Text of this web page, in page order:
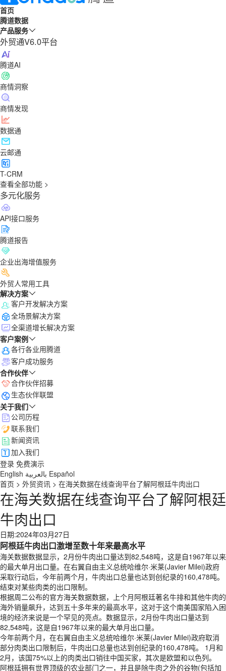
首页
腾道数据
产品服务
外贸通V6.0平台
腾道AI
商情洞察
商情发现
数据通
云邮通
T-CRM
查看全部功能 >
多元化服务
API接口服务
腾道报告
企业出海增值服务
外贸人常用工具
解决方案
客户开发解决方案
全场景解决方案
全渠道增长解决方案
客户案例
各行各业用腾道
客户成功服务
合作伙伴
合作伙伴招募
生态伙伴联盟
关于我们
公司历程
联系我们
新闻资讯
加入我们
登录 免费演示
English بالعربية Español
首页 > 外贸资讯 > 在海关数据在线查询平台了解阿根廷牛肉出口
在海关数据在线查询平台了解阿根廷
牛肉出口
日期:2024年03月27日
阿根廷牛肉出口激增至数十年来最高水平
海关数据数据显示，2月份牛肉出口量达到82,548吨，这是自1967年以来
的最大单月出口量。在右翼自由主义总统哈维尔·米莱(Javier Milei)政府
采取行动后，今年前两个月，牛肉出口总量也达到创纪录的160,478吨。
结束对某些肉类的出口限制。
根据周二公布的官方海关数据数据，上个月阿根廷著名牛排和其他牛肉的
海外销量飙升，达到五十多年来的最高水平，这对于这个南美国家陷入困
境的经济来说是一个罕见的亮点。数据显示，2月份牛肉出口量达到
82,548吨，这是自1967年以来的最大单月出口量。
今年前两个月，在右翼自由主义总统哈维尔·米莱(Javier Milei)政府取消
部分肉类出口限制后，牛肉出口总量也达到创纪录的160,478吨。 1月和
2月，该国75%以上的肉类出口销往中国买家，其次是欧盟和以色列。
阿根廷拥有世界顶级的农业部门之一，并且是除牛肉之外的谷物(包括加